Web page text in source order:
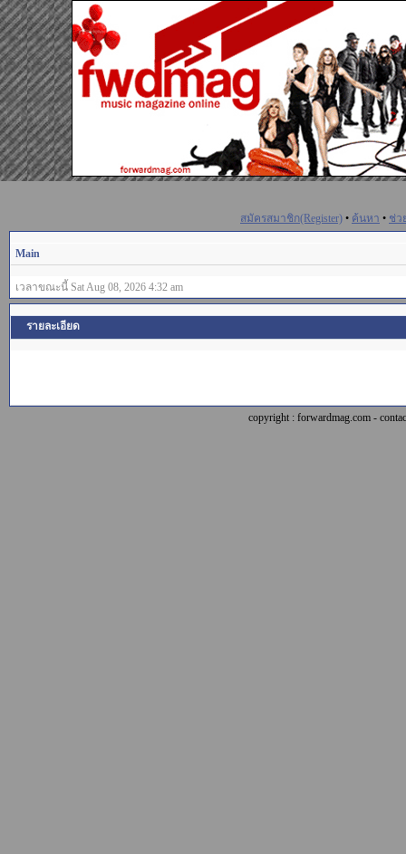
สมัครสมาชิก(Register) • ค้นหา • ช่ว
Main
เวลาขณะนี้ Sat Aug 08, 2026 4:32 am
รายละเอียด
copyright : forwardmag.com -